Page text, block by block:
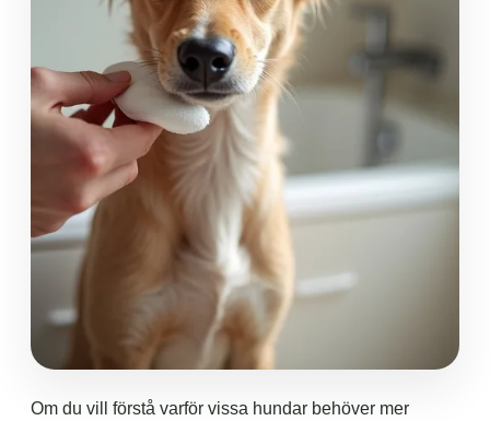
Om du vill förstå varför vissa hundar behöver mer